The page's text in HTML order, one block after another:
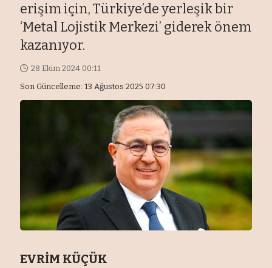
erişim için, Türkiye’de yerleşik bir
‘Metal Lojistik Merkezi’ giderek önem
kazanıyor.
Son Güncelleme: 13 Ağustos 2025 07:30
28 Ekim 2024 00:11
EVRİM KÜÇÜK